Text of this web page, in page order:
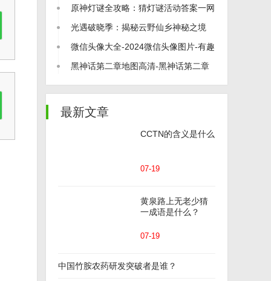
足球游戏大全
原神灯谜全攻略：猜灯谜活动答案一网
打尽！
光遇破晓季：揭秘云野仙乡神秘之境
微信头像大全-2024微信头像图片-有趣
的微信头像
黑神话第二章地图高清-黑神话第二章
地图介绍
最新文章
CCTN的含义是什么
07-19
黄泉路上无老少猜
一成语是什么？
07-19
中国竹胺农药研发突破者是谁？